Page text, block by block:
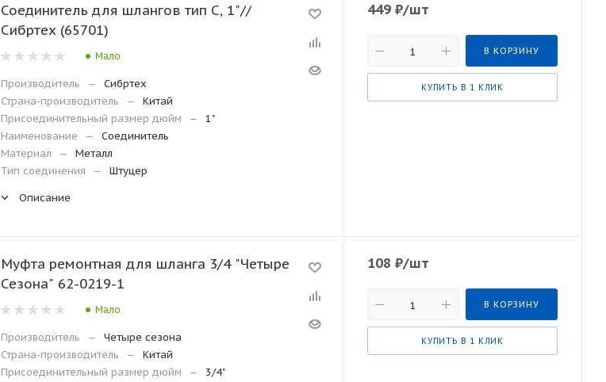
Соединитель для шлангов тип C, 1"//
Сибртех (65701)
Мало
Производитель —
Сибртех
Страна-производитель
—
Китай
Присоединительный размер дюйм
—
1"
Наименование
—
Соединитель
Материал
—
Металл
Тип соединения
—
Штуцер
Описание
449 ₽/шт
В КОРЗИНУ
КУПИТЬ В 1 КЛИК
Муфта ремонтная для шланга 3/4 "Четыре
Сезона" 62-0219-1
Мало
Производитель —
Четыре сезона
Страна-производитель
—
Китай
Присоединительный размер дюйм
—
3/4"
108 ₽/шт
В КОРЗИНУ
КУПИТЬ В 1 КЛИК